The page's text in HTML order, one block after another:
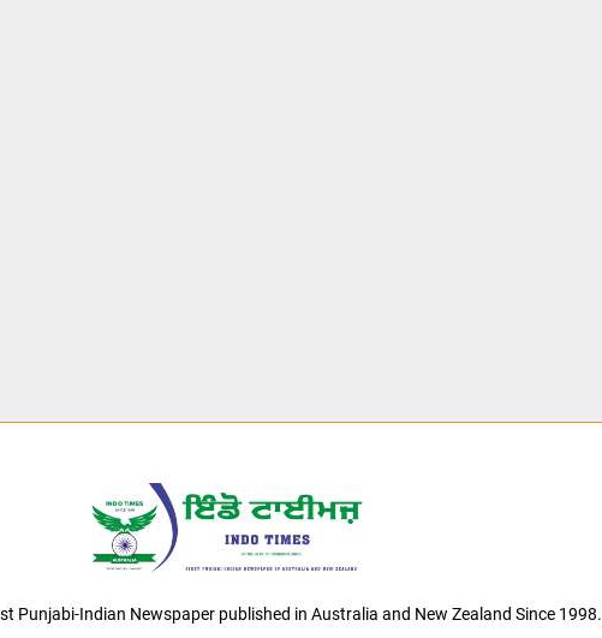
Punjabi-Indian Newspaper published in Australia and New Zealand Since 1998.